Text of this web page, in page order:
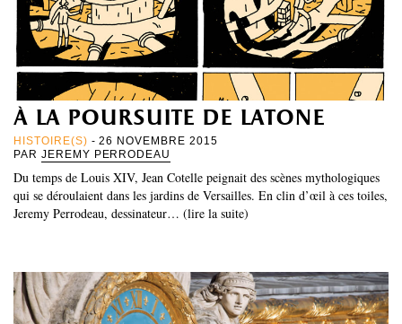
à la poursuite de latone
HISTOIRE(S) - 26 NOVEMBRE 2015
PAR JEREMY PERRODEAU
Du temps de Louis XIV, Jean Cotelle peignait des scènes mythologiques
qui se déroulaient dans les jardins de Versailles. En clin d’œil à ces toiles,
Jeremy Perrodeau, dessinateur… (lire la suite)